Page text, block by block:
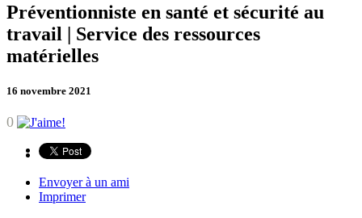
Préventionniste en santé et sécurité au
travail | Service des ressources
matérielles
16 novembre 2021
0
Envoyer à un ami
Imprimer